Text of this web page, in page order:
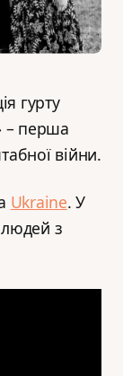
гурту
– перша
війни.
Ukraine. У
з